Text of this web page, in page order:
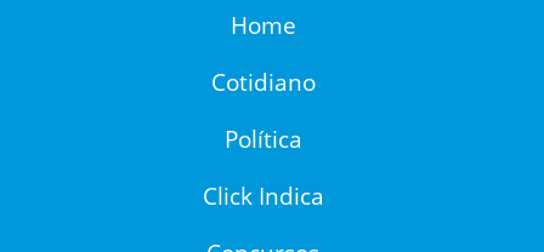
Home
Cotidiano
Política
Click Indica